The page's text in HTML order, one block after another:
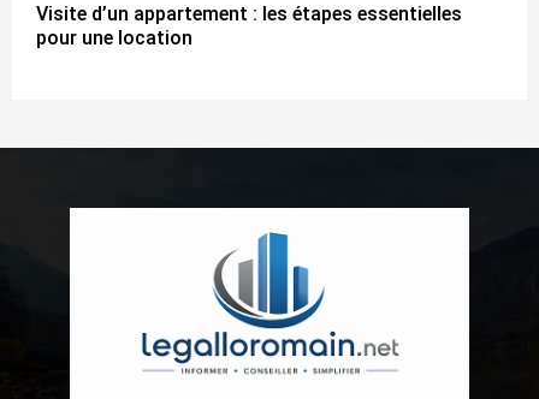
Visite d’un appartement : les étapes essentielles
pour une location